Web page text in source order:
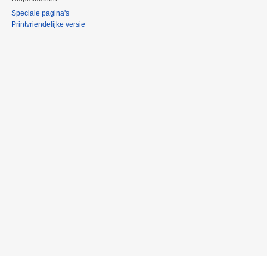
Speciale pagina's
Printvriendelijke versie